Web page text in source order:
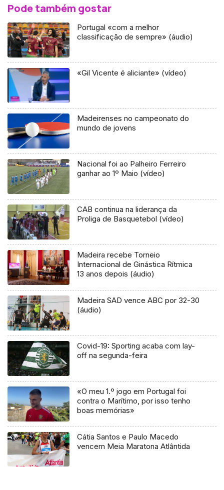
Pode também gostar
Portugal «com a melhor
classificação de sempre» (áudio)
«Gil Vicente é aliciante» (vídeo)
Madeirenses no campeonato do
mundo de jovens
Nacional foi ao Palheiro Ferreiro
ganhar ao 1º Maio (vídeo)
CAB continua na liderança da
Proliga de Basquetebol (vídeo)
Madeira recebe Torneio
Internacional de Ginástica Rítmica
13 anos depois (áudio)
Madeira SAD vence ABC por 32-30
(áudio)
Covid-19: Sporting acaba com lay-
off na segunda-feira
«O meu 1.º jogo em Portugal foi
contra o Marítimo, por isso tenho
boas memórias»
Cátia Santos e Paulo Macedo
vencem Meia Maratona Atlântida